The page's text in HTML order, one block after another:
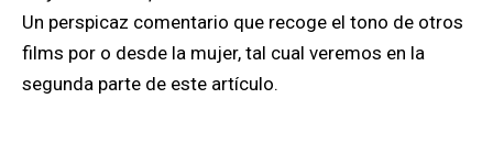
Un perspicaz comentario que recoge el tono de otros
films por o desde la mujer, tal cual veremos en la
segunda parte de este artículo.